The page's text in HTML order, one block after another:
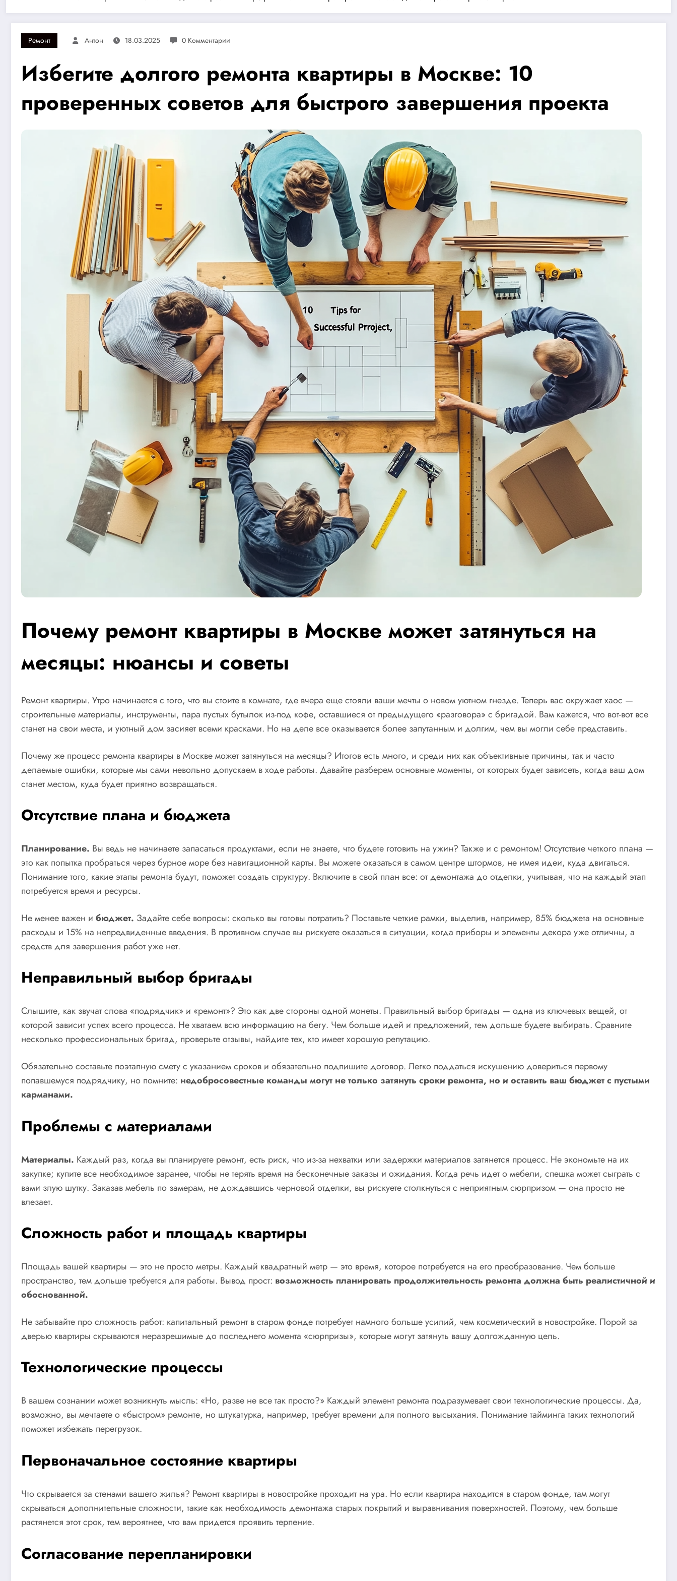
Ремонт Антон 18.03.2025 0 Комментарии
Избегите долгого ремонта квартиры в Москве: 10
проверенных советов для быстрого завершения проекта
Почему ремонт квартиры в Москве может затянуться на
месяцы: нюансы и советы
Ремонт квартиры. Утро начинается с того, что вы стоите в комнате, где вчера еще стояли ваши мечты о новом уютном гнезде. Теперь вас окружает хаос —
строительные материалы, инструменты, пара пустых бутылок из-под кофе, оставшиеся от предыдущего «разговора» с бригадой. Вам кажется, что вот-вот все
станет на свои места, и уютный дом засияет всеми красками. Но на деле все оказывается более запутанным и долгим, чем вы могли себе представить.
Почему же процесс ремонта квартиры в Москве может затянуться на месяцы? Итогов есть много, и среди них как объективные причины, так и часто
делаемые ошибки, которые мы сами невольно допускаем в ходе работы. Давайте разберем основные моменты, от которых будет зависеть, когда ваш дом
станет местом, куда будет приятно возвращаться.
Отсутствие плана и бюджета
Планирование. Вы ведь не начинаете запасаться продуктами, если не знаете, что будете готовить на ужин? Также и с ремонтом! Отсутствие четкого плана —
это как попытка пробраться через бурное море без навигационной карты. Вы можете оказаться в самом центре штормов, не имея идеи, куда двигаться.
Понимание того, какие этапы ремонта будут, поможет создать структуру. Включите в свой план все: от демонтажа до отделки, учитывая, что на каждый этап
потребуется время и ресурсы.
Не менее важен и бюджет. Задайте себе вопросы: сколько вы готовы потратить? Поставьте четкие рамки, выделив, например, 85% бюджета на основные
расходы и 15% на непредвиденные введения. В противном случае вы рискуете оказаться в ситуации, когда приборы и элементы декора уже отличны, а
средств для завершения работ уже нет.
Неправильный выбор бригады
Слышите, как звучат слова «подрядчик» и «ремонт»? Это как две стороны одной монеты. Правильный выбор бригады — одна из ключевых вещей, от
которой зависит успех всего процесса. Не хватаем всю информацию на бегу. Чем больше идей и предложений, тем дольше будете выбирать. Сравните
несколько профессиональных бригад, проверьте отзывы, найдите тех, кто имеет хорошую репутацию.
Обязательно составьте поэтапную смету с указанием сроков и обязательно подпишите договор. Легко поддаться искушению довериться первому
попавшемуся подрядчику, но помните: недобросовестные команды могут не только затянуть сроки ремонта, но и оставить ваш бюджет с пустыми
карманами.
Проблемы с материалами
Материалы. Каждый раз, когда вы планируете ремонт, есть риск, что из-за нехватки или задержки материалов затянется процесс. Не экономьте на их
закупке; купите все необходимое заранее, чтобы не терять время на бесконечные заказы и ожидания. Когда речь идет о мебели, спешка может сыграть с
вами злую шутку. Заказав мебель по замерам, не дождавшись черновой отделки, вы рискуете столкнуться с неприятным сюрпризом — она просто не
влезает.
Сложность работ и площадь квартиры
Площадь вашей квартиры — это не просто метры. Каждый квадратный метр — это время, которое потребуется на его преобразование. Чем больше
пространство, тем дольше требуется для работы. Вывод прост: возможность планировать продолжительность ремонта должна быть реалистичной и
обоснованной.
Не забывайте про сложность работ: капитальный ремонт в старом фонде потребует намного больше усилий, чем косметический в новостройке. Порой за
дверью квартиры скрываются неразрешимые до последнего момента «сюрпризы», которые могут затянуть вашу долгожданную цель.
Технологические процессы
В вашем сознании может возникнуть мысль: «Но, разве не все так просто?» Каждый элемент ремонта подразумевает свои технологические процессы. Да,
возможно, вы мечтаете о «быстром» ремонте, но штукатурка, например, требует времени для полного высыхания. Понимание тайминга таких технологий
поможет избежать перегрузок.
Первоначальное состояние квартиры
Что скрывается за стенами вашего жилья? Ремонт квартиры в новостройке проходит на ура. Но если квартира находится в старом фонде, там могут
скрываться дополнительные сложности, такие как необходимость демонтажа старых покрытий и выравнивания поверхностей. Поэтому, чем больше
растянется этот срок, тем вероятнее, что вам придется проявить терпение.
Согласование перепланировки